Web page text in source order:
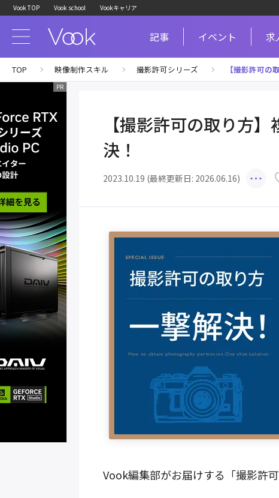
Vook TOP Vook school Vookキャリア
記事 イベント 求
TOP 映像制作スキル 撮影許可シリーズ 【撮影許可の
【撮影許可の取り方
決！
2023.10.19 (最終更新日: 2026.06.16)
Vook編集部がお届けする「撮影許